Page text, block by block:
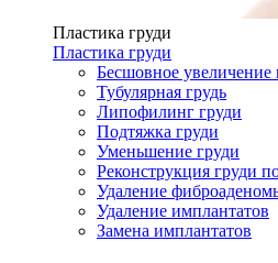
Пластика груди
Пластика груди
Бесшовное увеличение
Тубулярная грудь
Липофилинг груди
Подтяжка груди
Уменьшение груди
Реконструкция груди
Удаление
Удаление имплантатов
Замена имплантатов